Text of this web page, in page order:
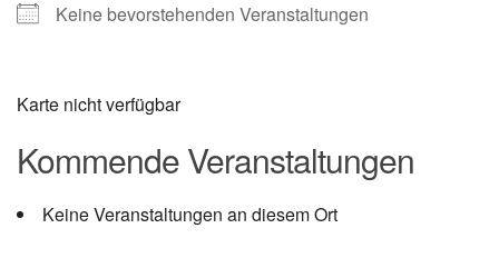
Keine bevorstehenden Veranstaltungen
Karte nicht verfügbar
Kommende Veranstaltungen
Keine Veranstaltungen an diesem Ort